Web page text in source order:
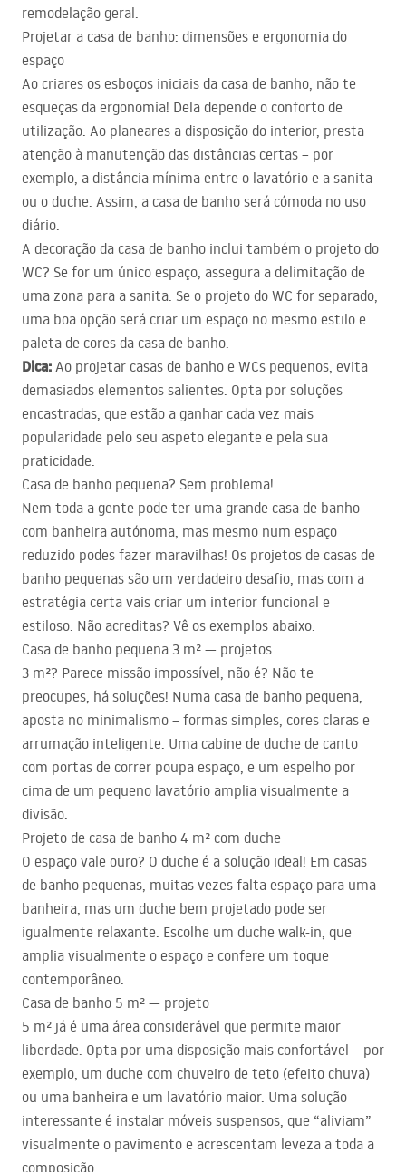
remodelação geral.
Projetar a casa de banho: dimensões e ergonomia do
espaço
Ao criares os esboços iniciais da casa de banho, não te
esqueças da ergonomia! Dela depende o conforto de
utilização. Ao planeares a disposição do interior, presta
atenção à manutenção das distâncias certas – por
exemplo, a distância mínima entre o lavatório e a sanita
ou o duche. Assim, a casa de banho será cómoda no uso
diário.
A decoração da casa de banho inclui também o projeto do
WC? Se for um único espaço, assegura a delimitação de
uma zona para a sanita. Se o projeto do WC for separado,
uma boa opção será criar um espaço no mesmo estilo e
paleta de cores da casa de banho.
Dica: Ao projetar casas de banho e WCs pequenos, evita
demasiados elementos salientes. Opta por soluções
encastradas, que estão a ganhar cada vez mais
popularidade pelo seu aspeto elegante e pela sua
praticidade.
Casa de banho pequena? Sem problema!
Nem toda a gente pode ter uma grande casa de banho
com banheira autónoma, mas mesmo num espaço
reduzido podes fazer maravilhas! Os projetos de casas de
banho pequenas são um verdadeiro desafio, mas com a
estratégia certa vais criar um interior funcional e
estiloso. Não acreditas? Vê os exemplos abaixo.
Casa de banho pequena 3 m² — projetos
3 m²? Parece missão impossível, não é? Não te
preocupes, há soluções! Numa casa de banho pequena,
aposta no minimalismo – formas simples, cores claras e
arrumação inteligente. Uma cabine de duche de canto
com portas de correr poupa espaço, e um espelho por
cima de um pequeno lavatório amplia visualmente a
divisão.
Projeto de casa de banho 4 m² com duche
O espaço vale ouro? O duche é a solução ideal! Em casas
de banho pequenas, muitas vezes falta espaço para uma
banheira, mas um duche bem projetado pode ser
igualmente relaxante. Escolhe um duche walk-in, que
amplia visualmente o espaço e confere um toque
contemporâneo.
Casa de banho 5 m² — projeto
5 m² já é uma área considerável que permite maior
liberdade. Opta por uma disposição mais confortável – por
exemplo, um duche com chuveiro de teto (efeito chuva)
ou uma banheira e um lavatório maior. Uma solução
interessante é instalar móveis suspensos, que “aliviam”
visualmente o pavimento e acrescentam leveza a toda a
composição.